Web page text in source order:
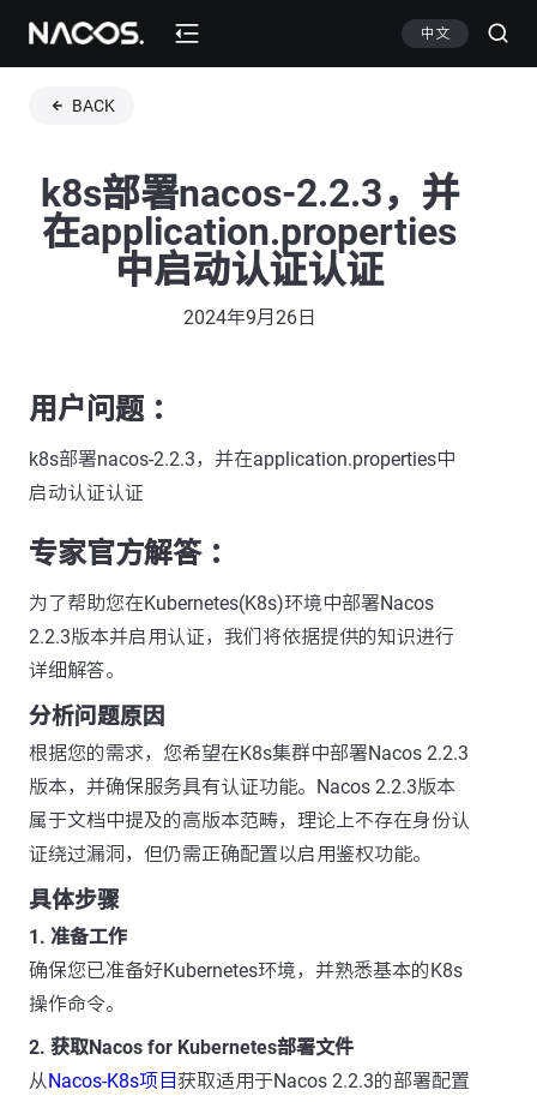
中文
BACK
k8s部署nacos-2.2.3，并
在application.properties
中启动认证认证
2024年9月26日
用户问题 ：
k8s部署nacos-2.2.3，并在application.properties中
启动认证认证
专家官方解答 ：
为了帮助您在Kubernetes(K8s)环境中部署Nacos
2.2.3版本并启用认证，我们将依据提供的知识进行
详细解答。
分析问题原因
根据您的需求，您希望在K8s集群中部署Nacos 2.2.3
版本，并确保服务具有认证功能。Nacos 2.2.3版本
属于文档中提及的高版本范畴，理论上不存在身份认
证绕过漏洞，但仍需正确配置以启用鉴权功能。
具体步骤
1. 准备工作
确保您已准备好Kubernetes环境，并熟悉基本的K8s
操作命令。
2. 获取Nacos for Kubernetes部署文件
从Nacos-K8s项目 获取适用于Nacos 2.2.3的部署配置